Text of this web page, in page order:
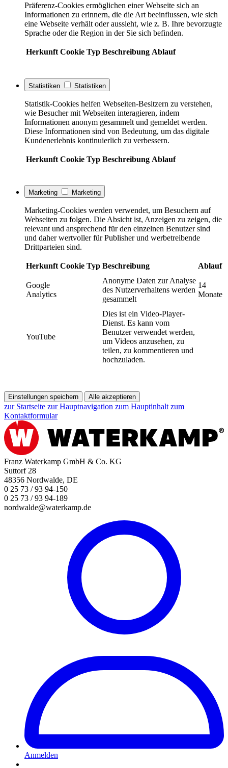
Präferenz-Cookies ermöglichen einer Webseite sich an
Informationen zu erinnern, die die Art beeinflussen, wie sich
eine Webseite verhält oder aussieht, wie z. B. Ihre bevorzugte
Sprache oder die Region in der Sie sich befinden.
Herkunft Cookie Typ Beschreibung Ablauf
Statistiken Statistiken
Statistik-Cookies helfen Webseiten-Besitzern zu verstehen,
wie Besucher mit Webseiten interagieren, indem
Informationen anonym gesammelt und gemeldet werden.
Diese Informationen sind von Bedeutung, um das digitale
Kundenerlebnis kontinuierlich zu verbessern.
Herkunft Cookie Typ Beschreibung Ablauf
Marketing Marketing
Marketing-Cookies werden verwendet, um Besuchern auf
Webseiten zu folgen. Die Absicht ist, Anzeigen zu zeigen, die
relevant und ansprechend für den einzelnen Benutzer sind
und daher wertvoller für Publisher und werbetreibende
Drittparteien sind.
Herkunft Cookie Typ Beschreibung Ablauf
Google
Analytics
Anonyme Daten zur Analyse
des Nutzerverhaltens werden
gesammelt
14
Monate
YouTube
Dies ist ein Video-Player-
Dienst. Es kann vom
Benutzer verwendet werden,
um Videos anzusehen, zu
teilen, zu kommentieren und
hochzuladen.
Einstellungen speichern Alle akzeptieren
zur Startseite zur Hauptnavigation zum Hauptinhalt zum
Kontaktformular
Franz Waterkamp GmbH & Co. KG
Suttorf 28
48356 Nordwalde, DE
0 25 73 / 93 94-150
0 25 73 / 93 94-189
nordwalde@waterkamp.de
Anmelden